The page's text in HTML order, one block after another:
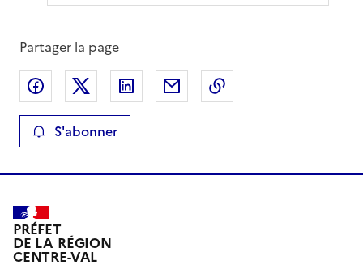
Partager la page
Partager sur Facebook
Partager sur XPartager sur LinkedIn
Partager par email
S'abonner
PRÉFET
DE LA RÉGION
CENTRE-VAL